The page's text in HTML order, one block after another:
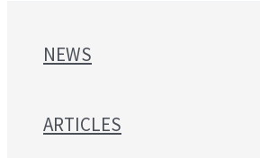
NEWS
ARTICLES